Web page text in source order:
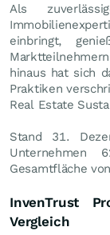
Als
einbringt,
hinaus hat sich
Praktiken
Real Estate
Stand 31.
Unternehmen
Gesamtfläche
InvenTrust
Vergleich